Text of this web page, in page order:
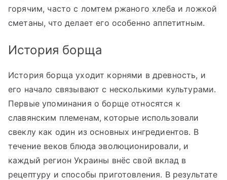
горячим, часто с ломтем ржаного хлеба и ложкой
сметаны, что делает его особенно аппетитным.
История борща
История борща уходит корнями в древность, и
его начало связывают с несколькими культурами.
Первые упоминания о борще относятся к
славянским племенам, которые использовали
свеклу как один из основных ингредиентов. В
течение веков блюда эволюционировали, и
каждый регион Украины внёс свой вклад в
рецептуру и способы приготовления. В результате